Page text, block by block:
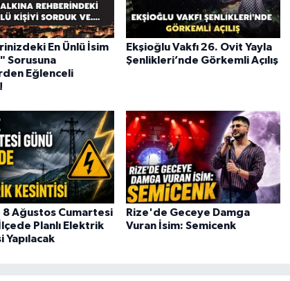
En Ünlü İsim
Sorusuna
Eğlenceli
Ekşioğlu Vakfı 26. Ovit Yayla
Şenlikleri’nde Görkemli Açılış
8 Ağustos Cumartesi
Planlı Elektrik
Yapılacak
Rize'de Geceye Damga
Vuran İsim: Semicenk